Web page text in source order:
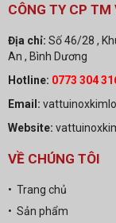
CÔNG TY CP TM
Địa chỉ: Số 46/28 ,
An , Bình Dương
Hotline: 0773 304
Email:
Website:
VỀ CHÚNG TÔI
• Trang chủ
• Sản phẩm